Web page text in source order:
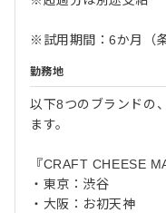
※試用期間：6か月（
勤務地
以下8つのブランドの
ます。
『CRAFT CHEESE
・東京：渋谷
・大阪：お初天神